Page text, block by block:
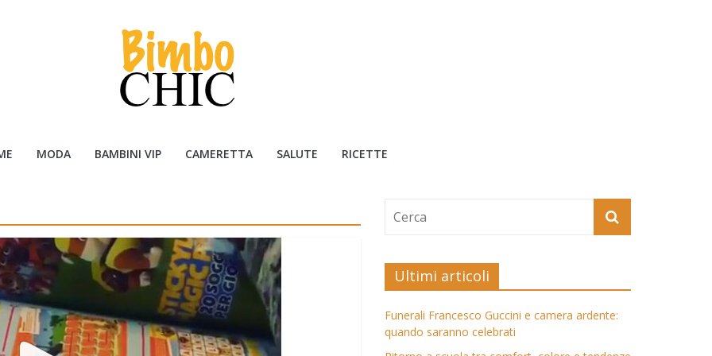
MODA BAMBINI VIP CAMERETTA SALUTE RICETTE
Ultimi articoli
Funerali Francesco Guccini e camera ardente:
quando saranno celebrati